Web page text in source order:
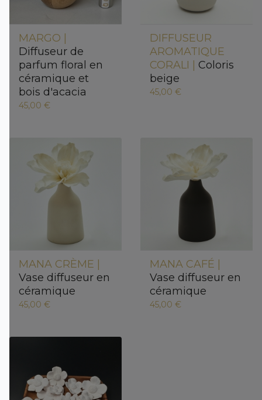
MARGO |
Diffuseur de
parfum floral en
céramique et
bois d'acacia
45,00 €
DIFFUSEUR
AROMATIQUE
CORALI | Coloris
beige
45,00 €
MANA CRÈME |
Vase diffuseur en
céramique
45,00 €
MANA CAFÉ |
Vase diffuseur en
céramique
45,00 €